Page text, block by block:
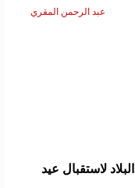
عبد الرحمن المقري
لاستقبال عيد